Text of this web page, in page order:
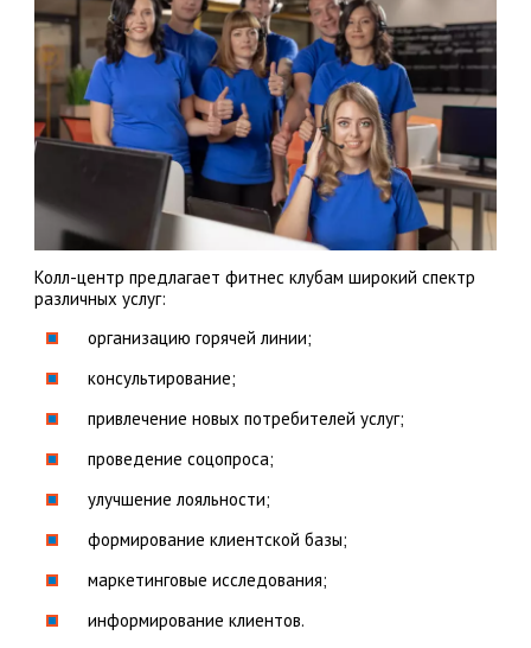
Колл-центр предлагает фитнес клубам широкий спектр
различных услуг:
организацию горячей линии;
консультирование;
привлечение новых потребителей услуг;
проведение соцопроса;
улучшение лояльности;
формирование клиентской базы;
маркетинговые исследования;
информирование клиентов.